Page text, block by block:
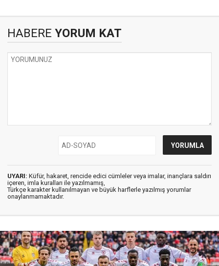
HABERE YORUM KAT
UYARI: Küfür, hakaret, rencide edici cümleler veya imalar, inançlara saldırı
içeren, imla kuralları ile yazılmamış,
Türkçe karakter kullanılmayan ve büyük harflerle yazılmış yorumlar
onaylanmamaktadır.